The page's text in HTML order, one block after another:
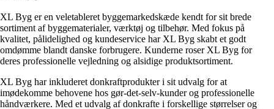
XL Byg er en veletableret byggemarkedskæde kendt for sit brede
sortiment af byggematerialer, værktøj og tilbehør. Med fokus på
kvalitet, pålidelighed og kundeservice har XL Byg skabt et godt
omdømme blandt danske forbrugere. Kunderne roser XL Byg for
deres professionelle vejledning og alsidige produktsortiment.
XL Byg har inkluderet donkraftprodukter i sit udvalg for at
imødekomme behovene hos gør-det-selv-kunder og professionelle
håndværkere. Med et udvalg af donkrafte i forskellige størrelser og